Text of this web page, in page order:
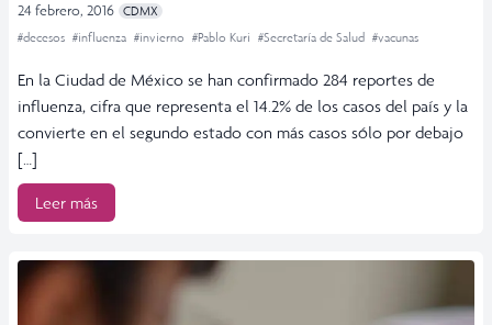
24 febrero, 2016 CDMX
#decesos #influenza #invierno #Pablo Kuri #Secretaría de Salud #vacunas
En la Ciudad de México se han confirmado 284 reportes de
influenza, cifra que representa el 14.2% de los casos del país y la
convierte en el segundo estado con más casos sólo por debajo
[…]
Leer más